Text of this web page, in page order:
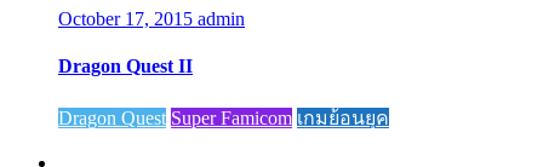
October 17, 2015 admin
Dragon Quest II
Dragon Quest Super Famicom เกมย้อนยุค